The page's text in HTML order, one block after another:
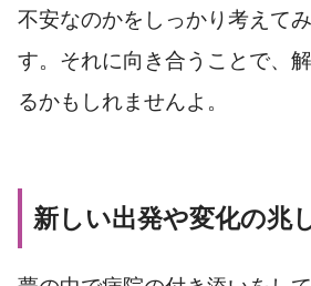
不安なのかをしっかり考えて
す。それに向き合うことで、
るかもしれませんよ。
新しい出発や変化の兆